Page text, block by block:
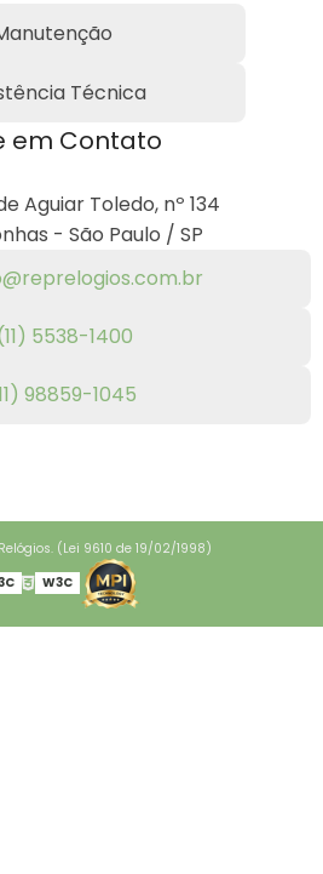
Técnica
em Contato
Aguiar Toledo, nº 134
- São Paulo / SP
5538-1400
98859-1045
(Lei 9610 de 19/02/1998)
W3C